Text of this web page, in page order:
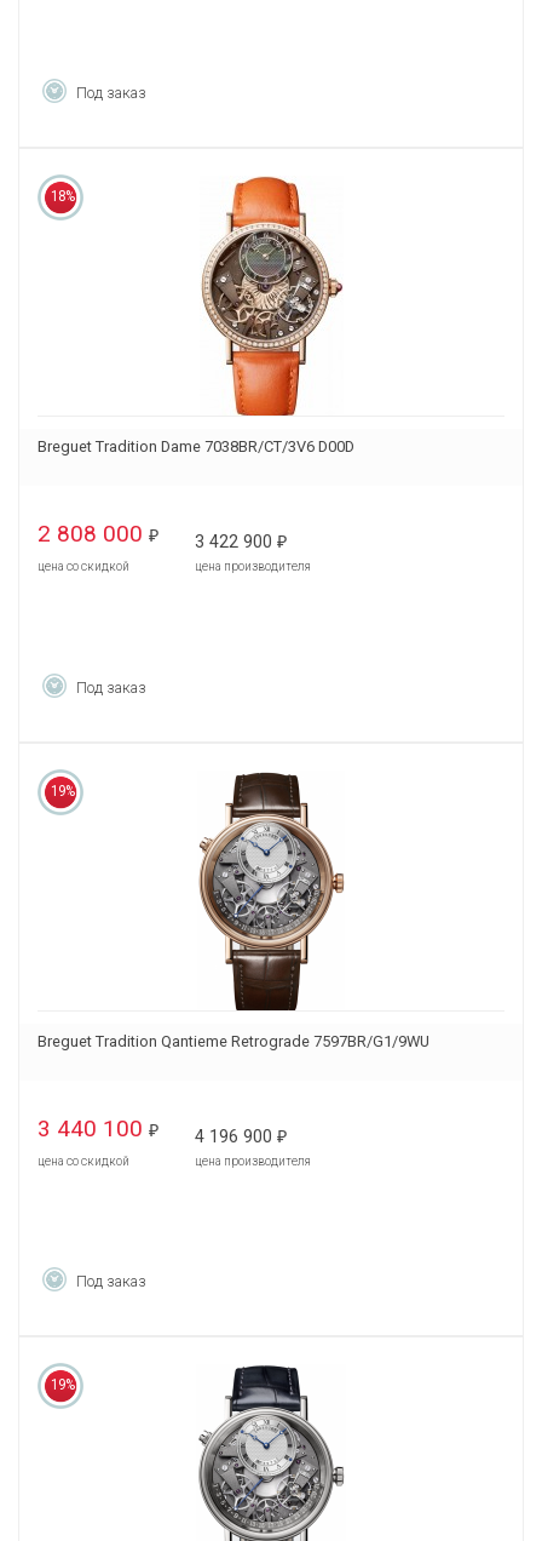
Под заказ
18%
Breguet Tradition Dame 7038BR/CT/3V6 D00D
2 808 000 ₽
цена со скидкой
3 422 900 ₽
цена производителя
Под заказ
19%
Breguet Tradition Qantieme Retrograde 7597BR/G1/9WU
3 440 100 ₽
цена со скидкой
4 196 900 ₽
цена производителя
Под заказ
19%